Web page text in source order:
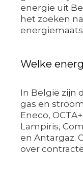
energie uit
het zoeken
Welke
In België zijn
gas en
Eneco,
Lampiris,
en Antargaz.
over